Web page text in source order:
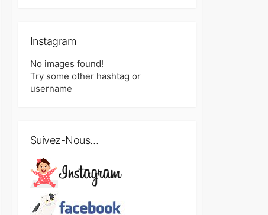
Instagram
No images found!
Try some other hashtag or
username
Suivez-Nous…